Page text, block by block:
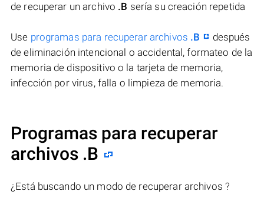
de recuperar un archivo .B sería su creación repetida
Use programas para recuperar archivos .B
después
de eliminación intencional o accidental, formateo de la
memoria de dispositivo o la tarjeta de memoria,
infección por virus, falla o limpieza de memoria.
Programas para recuperar
archivos .B
¿Está buscando un modo de recuperar archivos ?